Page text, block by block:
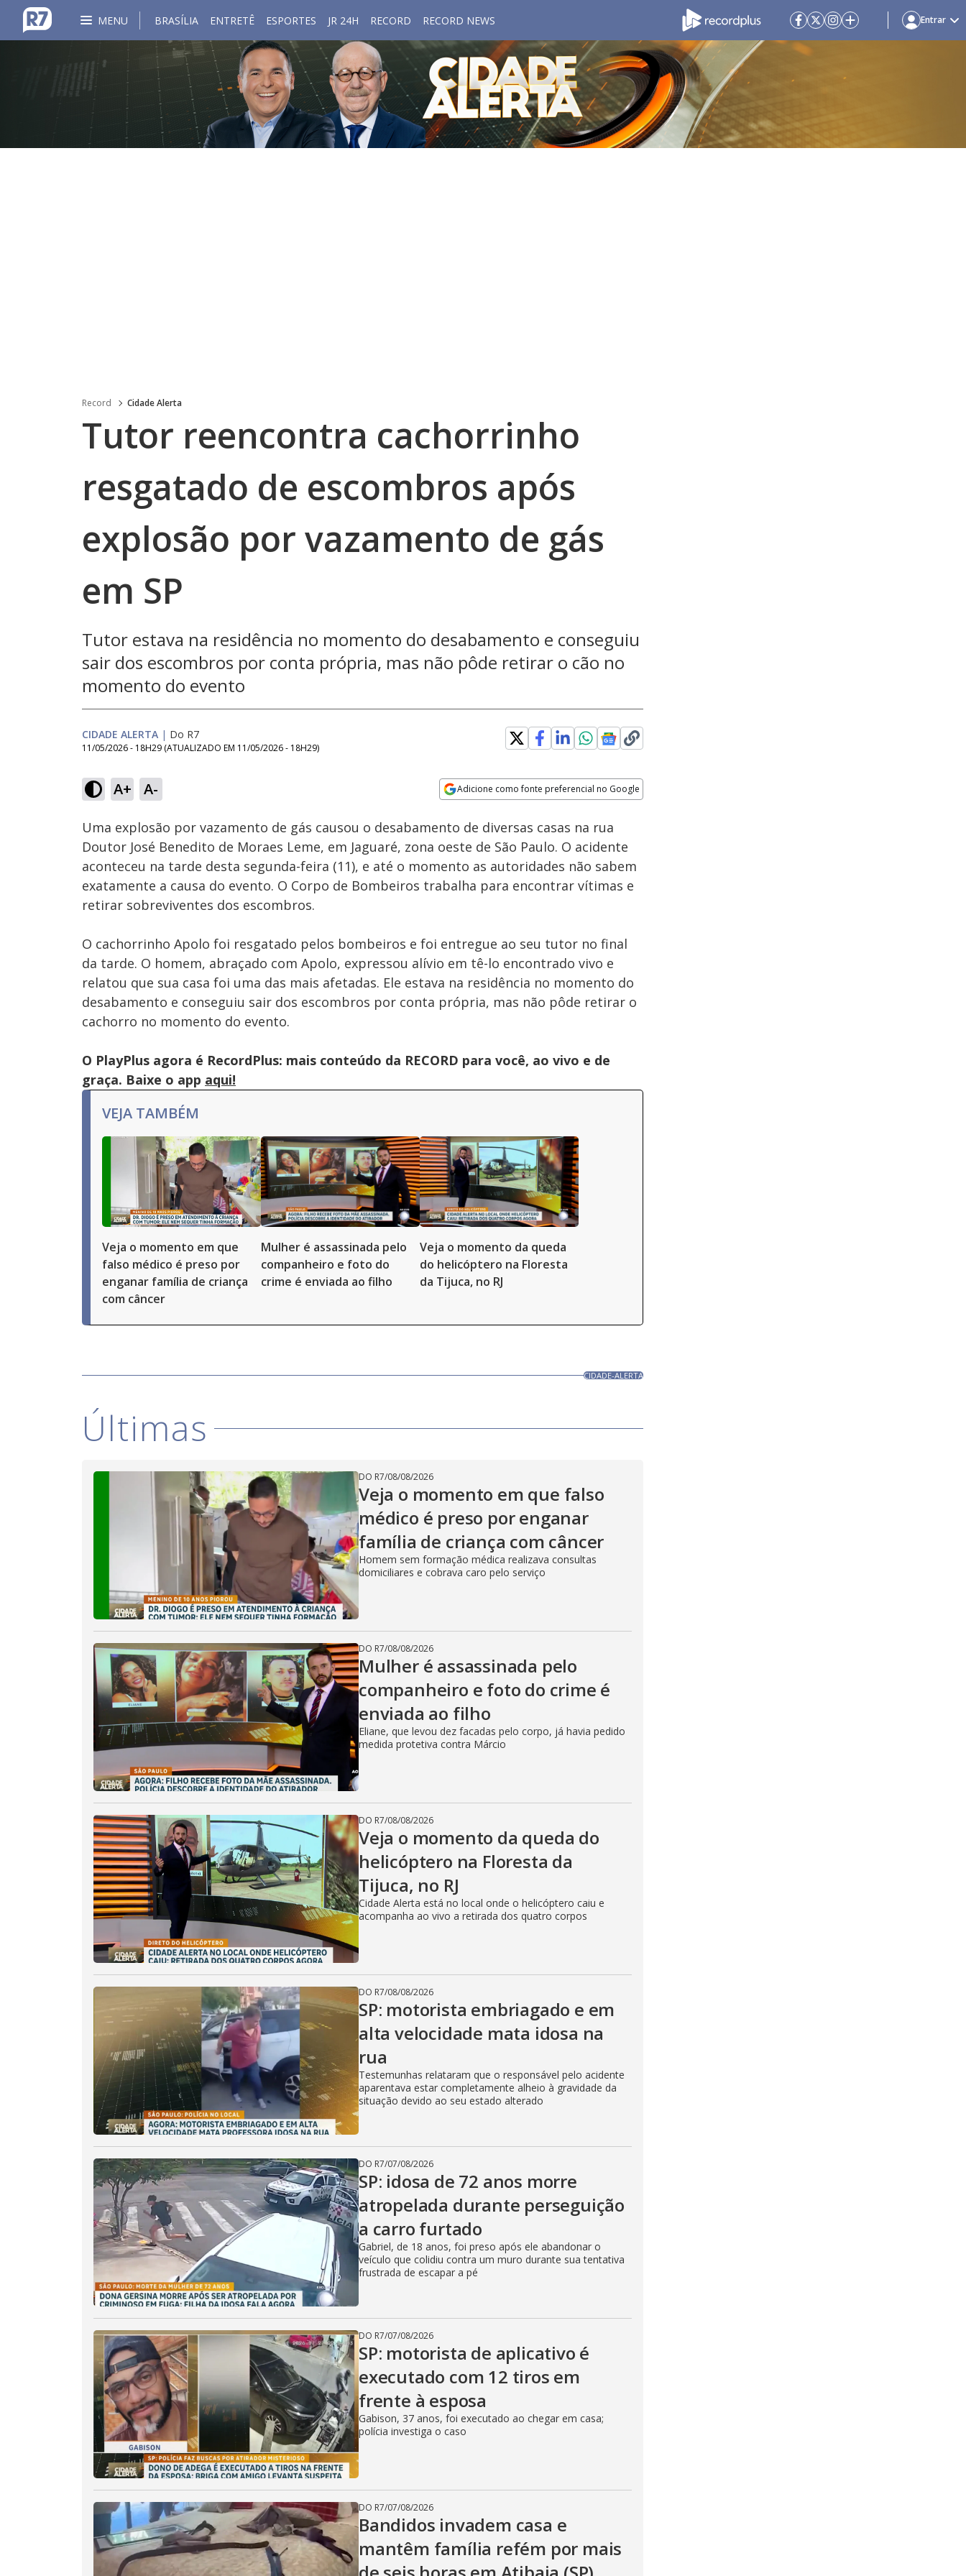
MENU BRASÍLIA ENTRETÊ ESPORTES JR 24H RECORD RECORD NEWS Entrar
Record Cidade Alerta
Tutor reencontra cachorrinho
resgatado de escombros após
explosão por vazamento de gás
em SP
Tutor estava na residência no momento do desabamento e conseguiu
sair dos escombros por conta própria, mas não pôde retirar o cão no
momento do evento
CIDADE ALERTA | Do R7
11/05/2026 - 18H29 (ATUALIZADO EM 11/05/2026 - 18H29)
A+ A- Adicione como fonte preferencial no Google
Ativar
Som
18.82%
Velocidade
Uma explosão por vazamento de gás causou o desabamento de diversas casas na rua
Doutor José Benedito de Moraes Leme, em Jaguaré, zona oeste de São Paulo. O acidente
aconteceu na tarde desta segunda-feira (11), e até o momento as autoridades não sabem
exatamente a causa do evento. O Corpo de Bombeiros trabalha para encontrar vítimas e
retirar sobreviventes dos escombros.
O cachorrinho Apolo foi resgatado pelos bombeiros e foi entregue ao seu tutor no final
da tarde. O homem, abraçado com Apolo, expressou alívio em tê-lo encontrado vivo e
relatou que sua casa foi uma das mais afetadas. Ele estava na residência no momento do
desabamento e conseguiu sair dos escombros por conta própria, mas não pôde retirar o
cachorro no momento do evento.
O PlayPlus agora é RecordPlus: mais conteúdo da RECORD para você, ao vivo e de
graça. Baixe o app aqui!
VEJA TAMBÉM
Veja o momento em que
falso médico é preso por
enganar família de criança
com câncer
Mulher é assassinada pelo
companheiro e foto do
crime é enviada ao filho
Veja o momento da queda
do helicóptero na Floresta
da Tijuca, no RJ
CIDADE-ALERTA
Últimas
DO R7/08/08/2026
Veja o momento em que falso
médico é preso por enganar
família de criança com câncer
Homem sem formação médica realizava consultas
domiciliares e cobrava caro pelo serviço
DO R7/08/08/2026
Mulher é assassinada pelo
companheiro e foto do crime é
enviada ao filho
Eliane, que levou dez facadas pelo corpo, já havia pedido
medida protetiva contra Márcio
DO R7/08/08/2026
Veja o momento da queda do
helicóptero na Floresta da
Tijuca, no RJ
Cidade Alerta está no local onde o helicóptero caiu e
acompanha ao vivo a retirada dos quatro corpos
DO R7/08/08/2026
SP: motorista embriagado e em
alta velocidade mata idosa na
rua
Testemunhas relataram que o responsável pelo acidente
aparentava estar completamente alheio à gravidade da
situação devido ao seu estado alterado
DO R7/07/08/2026
SP: idosa de 72 anos morre
atropelada durante perseguição
a carro furtado
Gabriel, de 18 anos, foi preso após ele abandonar o
veículo que colidiu contra um muro durante sua tentativa
frustrada de escapar a pé
DO R7/07/08/2026
SP: motorista de aplicativo é
executado com 12 tiros em
frente à esposa
Gabison, 37 anos, foi executado ao chegar em casa;
polícia investiga o caso
DO R7/07/08/2026
Bandidos invadem casa e
mantêm família refém por mais